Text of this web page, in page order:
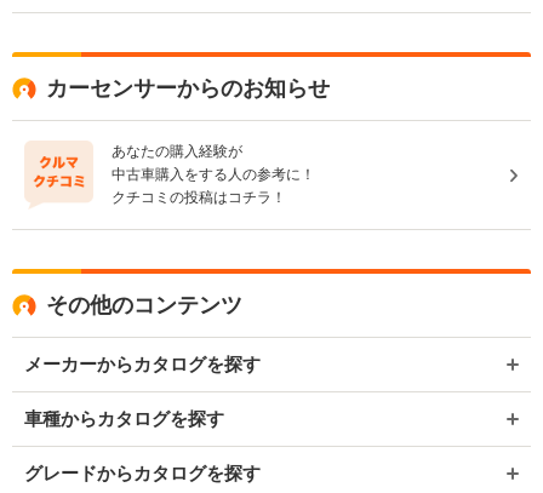
カーセンサーからのお知らせ
あなたの購入経験が
中古車購入をする人の参考に！
クチコミの投稿はコチラ！
その他のコンテンツ
メーカーからカタログを探す
車種からカタログを探す
グレードからカタログを探す